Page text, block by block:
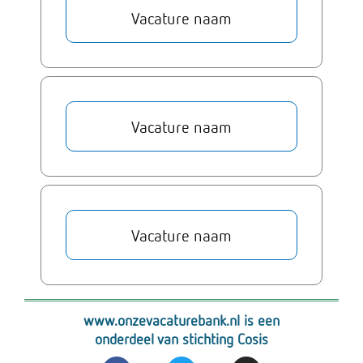
Vacature naam
Vacature naam
Vacature naam
www.onzevacaturebank.nl is een
onderdeel van stichting Cosis